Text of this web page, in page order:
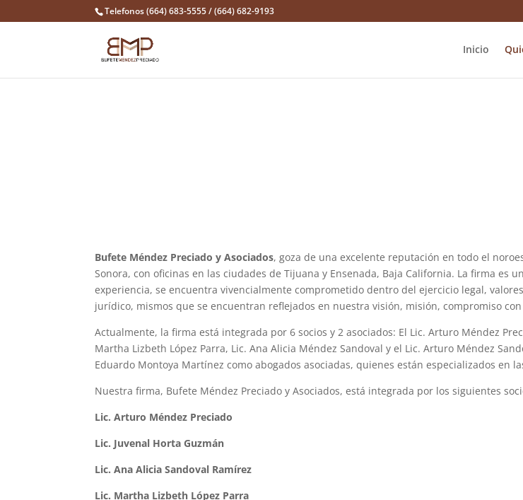
Telefonos (664) 683-5555 / (664) 682-9193
Inicio
Bufete Méndez Preciado y Asociados, goza de una excelente reputación en todo el
Sonora, con oficinas en las ciudades de Tijuana y Ensenada, Baja California. La firma es
experiencia, se encuentra vivencialmente comprometido dentro del ejercicio legal,
jurídico, mismos que se encuentran reflejados en nuestra visión, misión, compromiso
Actualmente, la firma está integrada por 6 socios y 2 asociados: El Lic. Arturo Méndez
Martha Lizbeth López Parra, Lic. Ana Alicia Méndez Sandoval y el Lic. Arturo Méndez
Eduardo Montoya Martínez como abogados asociadas, quienes están especializados en
Nuestra firma, Bufete Méndez Preciado y Asociados, está integrada por los siguientes
Lic. Arturo Méndez Preciado
Lic. Juvenal Horta Guzmán
Lic. Ana Alicia Sandoval Ramírez
Lic. Martha Lizbeth López Parra